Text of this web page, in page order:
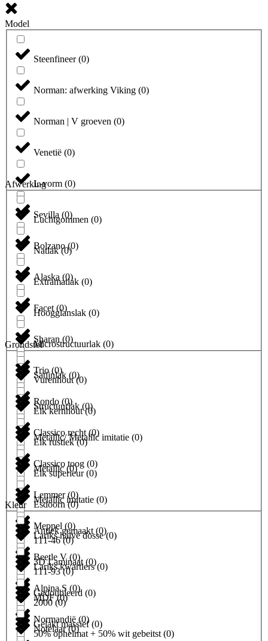
Model
Steenfineer(0)
Norman: afwerking Viking (0)
Norman | V groeven (0)
Venetië (0)
L-vorm (0)
Sevilla (0)
Bolzano(0)
Alaska (0)
Facet (0)
Sharan(0)
Trio(0)
Rondo (0)
Classico recht(0)
Classico toog (0)
Lemmer(0)
Meppel (0)
Beetle V (0)
Alpina S (0)
Normandië (0)
Afwerking
Luchtgommen (0)
Natlak(0)
Extramatlak (0)
Hoogglanslak (0)
Microstructuurlak (0)
Satijnlak (0)
Structuurlak(0)
Metallic/ Metallic imitatie (0)
Metallic(0)
Metallic imitatie (0)
Antiek gemaakt (0)
3D Laminaat (0)
Gedoubleerd (0)
Gelakt massief(0)
Grondstof
Vurenhout(0)
Eik kernhout(0)
Eik rustiek(0)
Eik superieur(0)
Esdoorn(0)
Lariks halve dosse(0)
Lariks kwartiers(0)
MDF(0)
Notelaar(0)
Kleur
111-46(0)
111-93(0)
2000 (0)
50% ophelmat + 50% wit gebeitst (0)